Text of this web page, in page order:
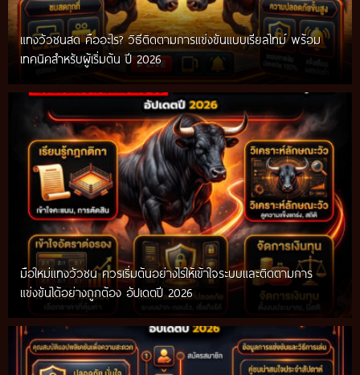
แทงวัวชนสด คืออะไร? วิธีติดตามการแข่งขันแบบเรียลไทม์ พร้อม
เทคนิคสำหรับผู้เริ่มต้น ปี 2026
มือใหม่แทงวัวชน ควรเริ่มต้นอย่างไรให้เข้าใจระบบและติดตามการ
แข่งขันได้อย่างถูกต้อง อัปเดตปี 2026